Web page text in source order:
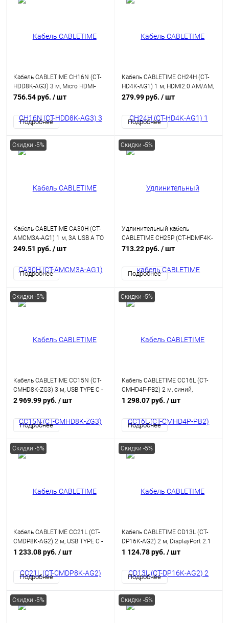
Кабель CABLETIME CH16N (CT-
HDD8K-AG3) 3 м, Micro HDMI-
HDMI 8K60Hz
756.54 руб. / шт
Подробнее
Кабель CABLETIME CH24H (CT-
HD4K-AG1) 1 м, HDMI2.0 AM/AM,
4k/60 Гц, позолоченный, черная
279.99 руб. / шт
Подробнее
Скидки -5%
Кабель CABLETIME CA30H (CT-
AMCM3A-AG1) 1 м, 3A USB A TO
USB C, нейлоновый, черный
249.51 руб. / шт
Подробнее
Скидки -5%
Удлинительный кабель
CABLETIME CH25P (CT-HDMF4K-
AG5) 5 м, черный, 4K60Hz HDMI
713.22 руб. / шт
Подробнее
Скидки -5%
Кабель CABLETIME CC15N (CT-
CMHD8K-ZG3) 3 м, USB TYPE C -
HDMI 8K/60 Гц
2 969.99 руб. / шт
Подробнее
Скидки -5%
Кабель CABLETIME CC16L (CT-
CMHD4P-PB2) 2 м, синий,
4K60Hz USB C - HDMI/USB C
1 298.07 руб. / шт
Подробнее
Скидки -5%
Кабель CABLETIME CC21L (CT-
CMDP8K-AG2) 2 м, USB TYPE C -
DisplayPort 8K/60 Гц
1 233.08 руб. / шт
Подробнее
Скидки -5%
Кабель CABLETIME CD13L (CT-
DP16K-AG2) 2 м, DisplayPort 2.1
16K@60Hz 8K@120Hz
1 124.78 руб. / шт
Подробнее
Скидки -5% Скидки -5%